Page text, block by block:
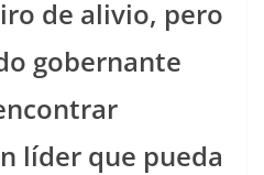
de alivio, pero
gobernante
líder que pueda